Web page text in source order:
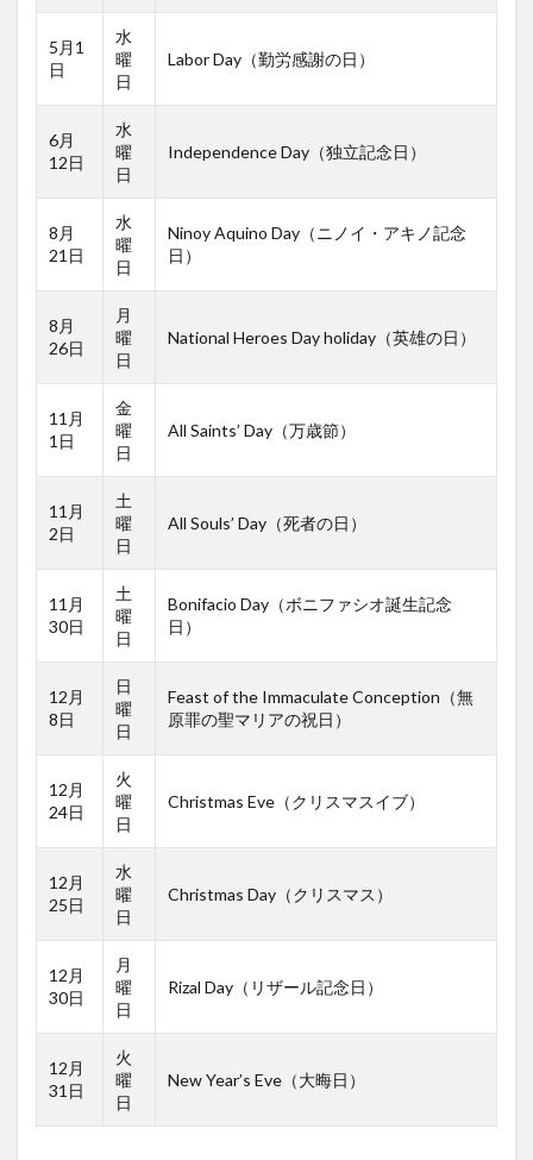
5月1
日
水
曜
日
Labor Day（勤労感謝の日）
6月
12日
水
曜
日
Independence Day（独立記念日）
8月
21日
水
曜
日
Ninoy Aquino Day（ニノイ・アキノ記念
日）
8月
26日
月
曜
日
National Heroes Day holiday（英雄の日）
11月
1日
金
曜
日
All Saints’ Day（万歳節）
11月
2日
土
曜
日
All Souls’ Day（死者の日）
11月
30日
土
曜
日
Bonifacio Day（ボニファシオ誕生記念
日）
12月
8日
日
曜
日
Feast of the Immaculate Conception（無
原罪の聖マリアの祝日）
12月
24日
火
曜
日
Christmas Eve（クリスマスイブ）
12月
25日
水
曜
日
Christmas Day（クリスマス）
12月
30日
月
曜
日
Rizal Day（リザール記念日）
12月
31日
火
曜
日
New Year’s Eve（大晦日）